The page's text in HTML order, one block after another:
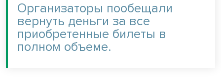
Организаторы пообещали
вернуть деньги за все
приобретенные билеты в
полном объеме.